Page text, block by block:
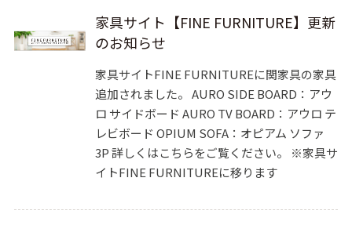
家具サイト【FINE FURNITURE】更新
のお知らせ
家具サイトFINE FURNITUREに関家具の家具
追加されました。 AURO SIDE BOARD：アウ
ロ サイドボード AURO TV BOARD：アウロ テ
レビボード OPIUM SOFA：オピアム ソファ
3P 詳しくはこちらをご覧ください。 ※家具サ
イトFINE FURNITUREに移ります